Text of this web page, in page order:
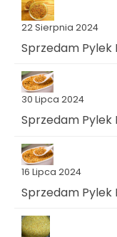
22 Sierpnia 2024
Sprzedam Pylek
30 Lipca 2024
Sprzedam Pylek
16 Lipca 2024
Sprzedam Pylek